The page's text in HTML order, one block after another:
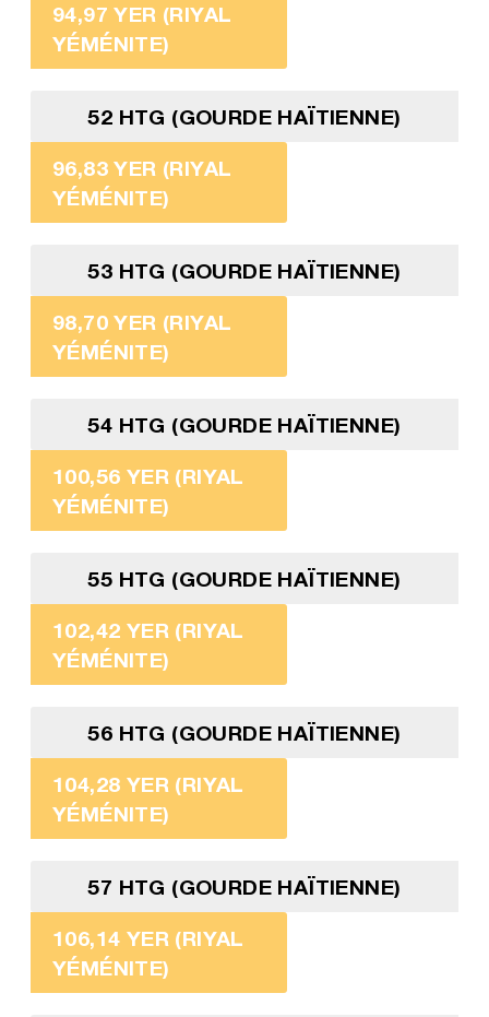
94,97 YER (RIYAL
YÉMÉNITE)
52 HTG (GOURDE HAÏTIENNE)
96,83 YER (RIYAL
YÉMÉNITE)
53 HTG (GOURDE HAÏTIENNE)
98,70 YER (RIYAL
YÉMÉNITE)
54 HTG (GOURDE HAÏTIENNE)
100,56 YER (RIYAL
YÉMÉNITE)
55 HTG (GOURDE HAÏTIENNE)
102,42 YER (RIYAL
YÉMÉNITE)
56 HTG (GOURDE HAÏTIENNE)
104,28 YER (RIYAL
YÉMÉNITE)
57 HTG (GOURDE HAÏTIENNE)
106,14 YER (RIYAL
YÉMÉNITE)